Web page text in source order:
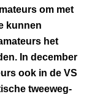
om met
kunnen
het
In december
ook in de VS
tweeweg-